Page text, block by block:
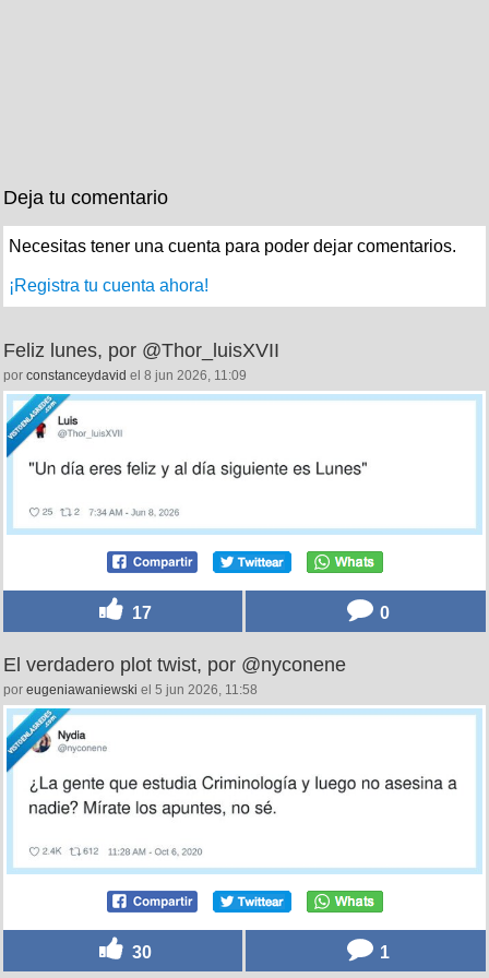
Deja tu comentario
Necesitas tener una cuenta para poder dejar comentarios.
¡Registra tu cuenta ahora!
Feliz lunes, por @Thor_luisXVII
por constanceydavid el 8 jun 2026, 11:09
17 0
El verdadero plot twist, por @nyconene
por eugeniawaniewski el 5 jun 2026, 11:58
30 1